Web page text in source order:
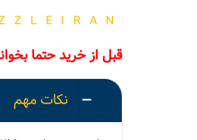
قبل از خرید حتما
نکات مهم